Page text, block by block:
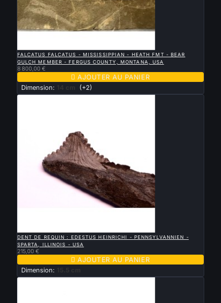
FALCATUS FALCATUS - MISSISSIPPIAN - HEATH FMT - BEAR
GULCH MEMBER - FERGUS COUNTY, MONTANA, USA
8 800,00 €
 AJOUTER AU PANIER
Dimension: 14 cm (+2)
DENT DE REQUIN : EDESTUS HEINRICHI - PENNSYLVANNIEN -
SPARTA, ILLINOIS - USA
215,00 €
 AJOUTER AU PANIER
Dimension: 15.5 cm